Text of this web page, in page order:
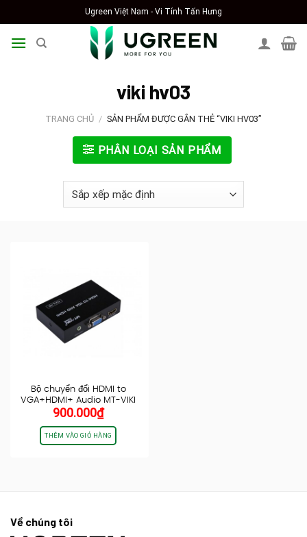
to
content
Ugreen Việt Nam - Vi Tính Tấn Hưng
viki hv03
TRANG CHỦ / SẢN PHẨM ĐƯỢC GẮN THẺ “VIKI HV03”
PHÂN LOẠI SẢN PHẨM
Bộ chuyển đổi HDMI to
VGA+HDMI+ Audio MT-VIKI
HV03
900.000₫
THÊM VÀO GIỎ HÀNG
Về chúng tôi